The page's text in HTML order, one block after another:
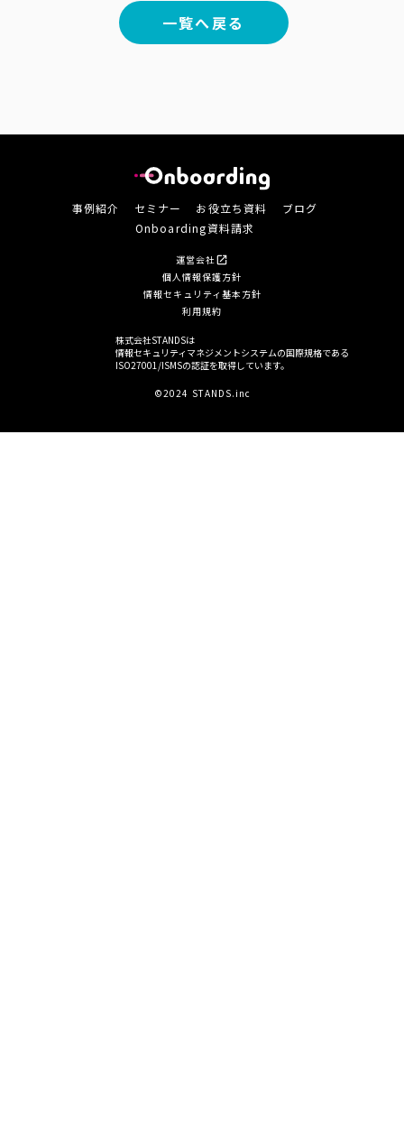
一覧へ戻る
事例紹介 セミナー お役立ち資料
ブログ
Onboarding資料請求
運営会社open_in_new
個人情報保護方針
情報セキュリティ基本方針
利用規約
株式会社STANDSは
情報セキュリティマネジメントシステムの国際規格である
ISO27001/ISMSの認証を取得しています。
©2024 STANDS.inc